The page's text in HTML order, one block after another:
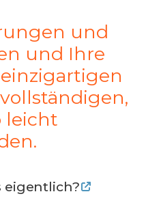
und
und Ihre
leicht
eigentlich?